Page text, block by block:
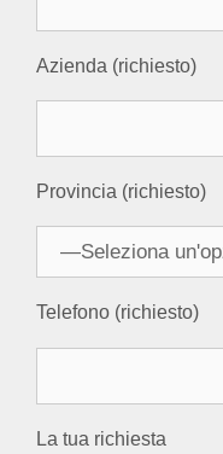
Azienda (richiesto)
Provincia (richiesto)
Telefono (richiesto)
La tua richiesta